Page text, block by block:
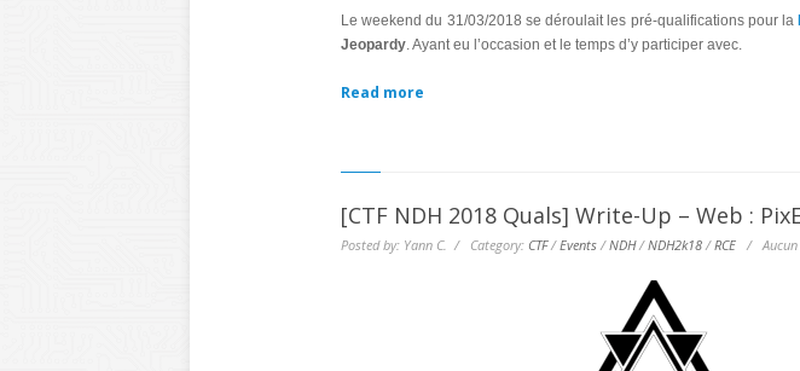
Le weekend du 31/03/2018 se déroulait les pré-qualifications pour la
Jeopardy. Ayant eu l’occasion et le temps d’y participer avec.
Read more
[CTF NDH 2018 Quals] Write-Up – Web :
Posted by: Yann C. / Category: CTF/Events /NDH/NDH2k18 /RCE /